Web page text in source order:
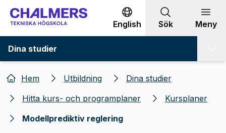
Gå till innehållet
English Sök Meny
Dina studier
Hem Utbildning
Dina studier
Hitta kurs- och programplaner
Kursplaner
Modellprediktiv reglering